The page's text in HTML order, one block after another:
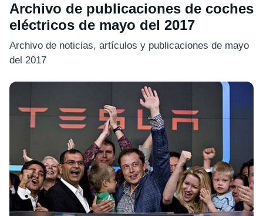
Archivo de publicaciones de coches
eléctricos de mayo del 2017
Archivo de noticias, artículos y publicaciones de mayo
del 2017